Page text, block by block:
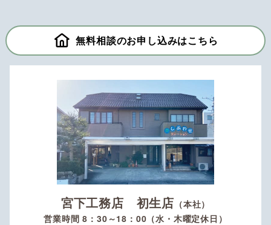
無料相談のお申し込みはこちら
宮下工務店 初生店 （本社）
営業時間 8：30～18：00（水・木曜定休日）